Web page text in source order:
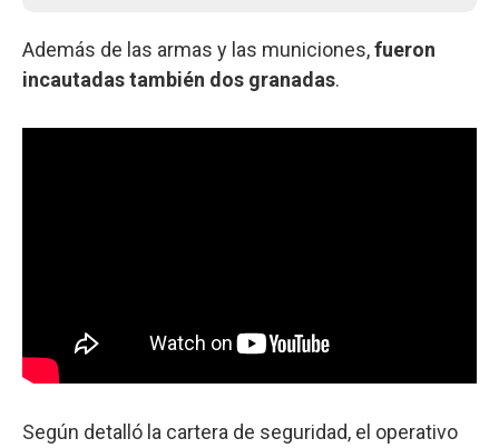
Además de las armas y las municiones,fueron
incautadas también dos granadas.
Según detalló la cartera de seguridad, el operativo